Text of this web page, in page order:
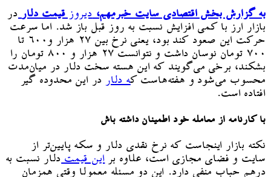
به گزارش بخش اقتصادی سایت خبرمهم،دیروزقیمت دلار در
بازار ارز با کمی افزایش نسبت به روز قبل باز شد. اما سرعت
حرکت این صعود کند بود، یعنی نرخ بین ۲۷ هزار و۶۰۰ تا
۷۰۰ تومان نوسان داشت و نتوانست ۲۷ هزار و ۸۰۰ تومان را
بشکند، برخی‌ می‌گویند که این هسته سخت دلار در میان‌مدت
محسوب می‌شود و هفته‌هاست که دلار در این محدوده گیر
افتاده است.
با کارنامه از معامله خود اطمینان داشته باش
نکته بازار اینجاست که نرخ نقدی دلار و سکه پایین‌تر از
سایت و فضای مجازی است، علاوه براین قیمتدلار نسبت به
درهم حباب منفی دارد. این دو مسئله معمولا وقتی همزمان